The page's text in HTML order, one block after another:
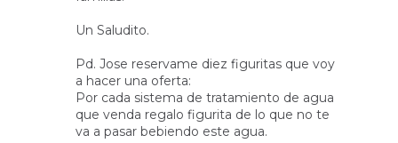
Un Saludito.
Pd. Jose reservame diez figuritas que voy
a hacer una oferta:
Por cada sistema de tratamiento de agua
que venda regalo figurita de lo que no te
va a pasar bebiendo este agua.